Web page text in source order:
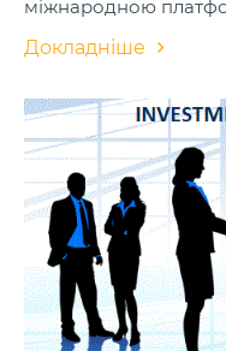
міжнародною
Докладніше